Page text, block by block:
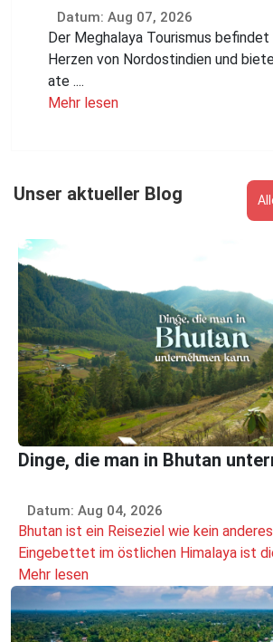
Datum: Aug 07, 2026
Der Meghalaya Tourismus befindet
Herzen von Nordostindien und
ate ....
Mehr lesen
Unser aktueller Blog
Dinge, die man in Bhutan
Datum: Aug 04, 2026
Bhutan ist ein Reiseziel wie kein
Eingebettet im östlichen Himalaya ist
Mehr lesen